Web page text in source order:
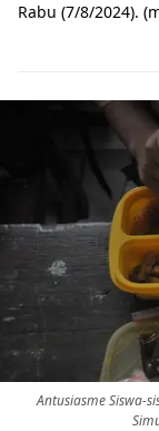
Rabu (7/8/2024).
Antusiasme Siswa-